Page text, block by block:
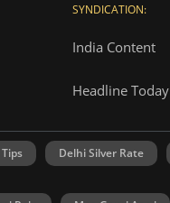
SYNDICATION:
India Content
Headline Today
Delhi Silver Rate